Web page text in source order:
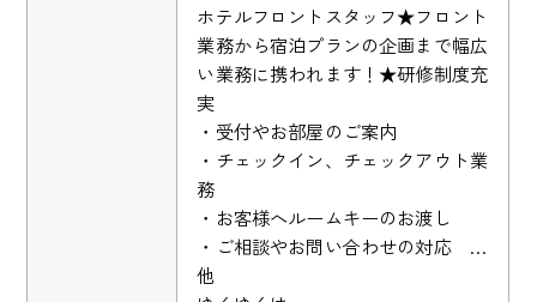
ホテルフロントスタッフ★フロント
業務から宿泊プランの企画まで幅広
い業務に携われます！★研修制度充
実
・受付やお部屋のご案内
・チェックイン、チェックアウト業
務
・お客様へルームキーのお渡し
・ご相談やお問い合わせの対応 …
他